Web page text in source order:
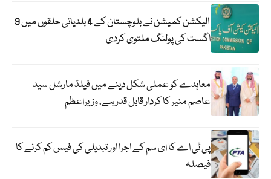
الیکشن کمیشن نے بلوچستان کے 4 بلدیاتی حلقوں میں 9
اگست کی پولنگ ملتوی کردی
معاہدے کو عملی شکل دینے میں فیلڈ مارشل سید
عاصم منیر کا کردار قابل قدر ہے، وزیراعظم
پی ٹی اے کا ای سم کے اجرا اور تبدیلی کی فیس کم کرنے کا
فیصلہ